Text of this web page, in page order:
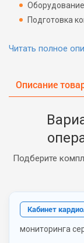
Подготовка
Читать полное
Описание
Подберите
Кабинет
мониторинга